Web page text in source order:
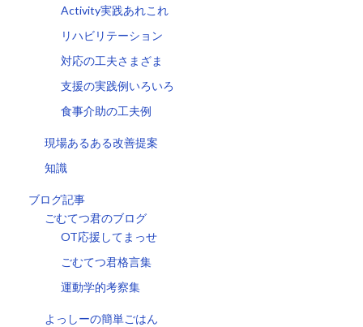
Activity実践あれこれ
リハビリテーション
対応の工夫さまざま
支援の実践例いろいろ
食事介助の工夫例
現場あるある改善提案
知識
ブログ記事
ごむてつ君のブログ
OT応援してまっせ
ごむてつ君格言集
運動学的考察集
よっしーの簡単ごはん